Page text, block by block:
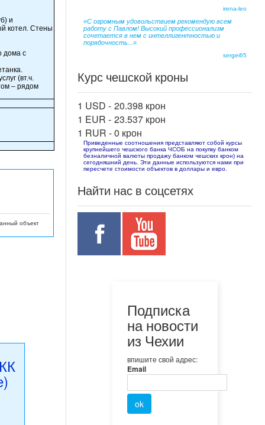
и
котел. Стены
дома с
(вт.ч.
– рядом
объект
irena-leo
«С огромным удовольствием рекомендую всем
работу с Павлом! Высокий профессионализм
сочетается в нем с интеллигентностью и
порядочность...»
sergei65
Курс чешской кроны
1 USD - 20.398 крон
1 EUR - 23.537 крон
1 RUR -0 крон
Приведенные соотношения представляют собой курсы
крупнейшего чешского банка ЧСОБ на покупку банком
безналичной валюты продажу банком чешских крон) на
сегодняшний день. Эти данные используются нами при
пересчете стоимости объектов в доллары и евро.
Найти нас в соцсетях
Подписка
на новости
из Чехии
впишите свой адрес:
Email